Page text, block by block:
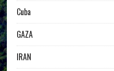
Cuba
GAZA
IRAN